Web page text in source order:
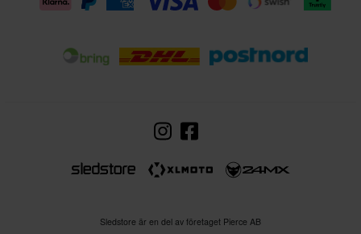
Sledstore är en del av företaget Pierce AB